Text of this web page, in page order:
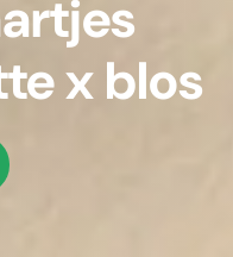
rituals